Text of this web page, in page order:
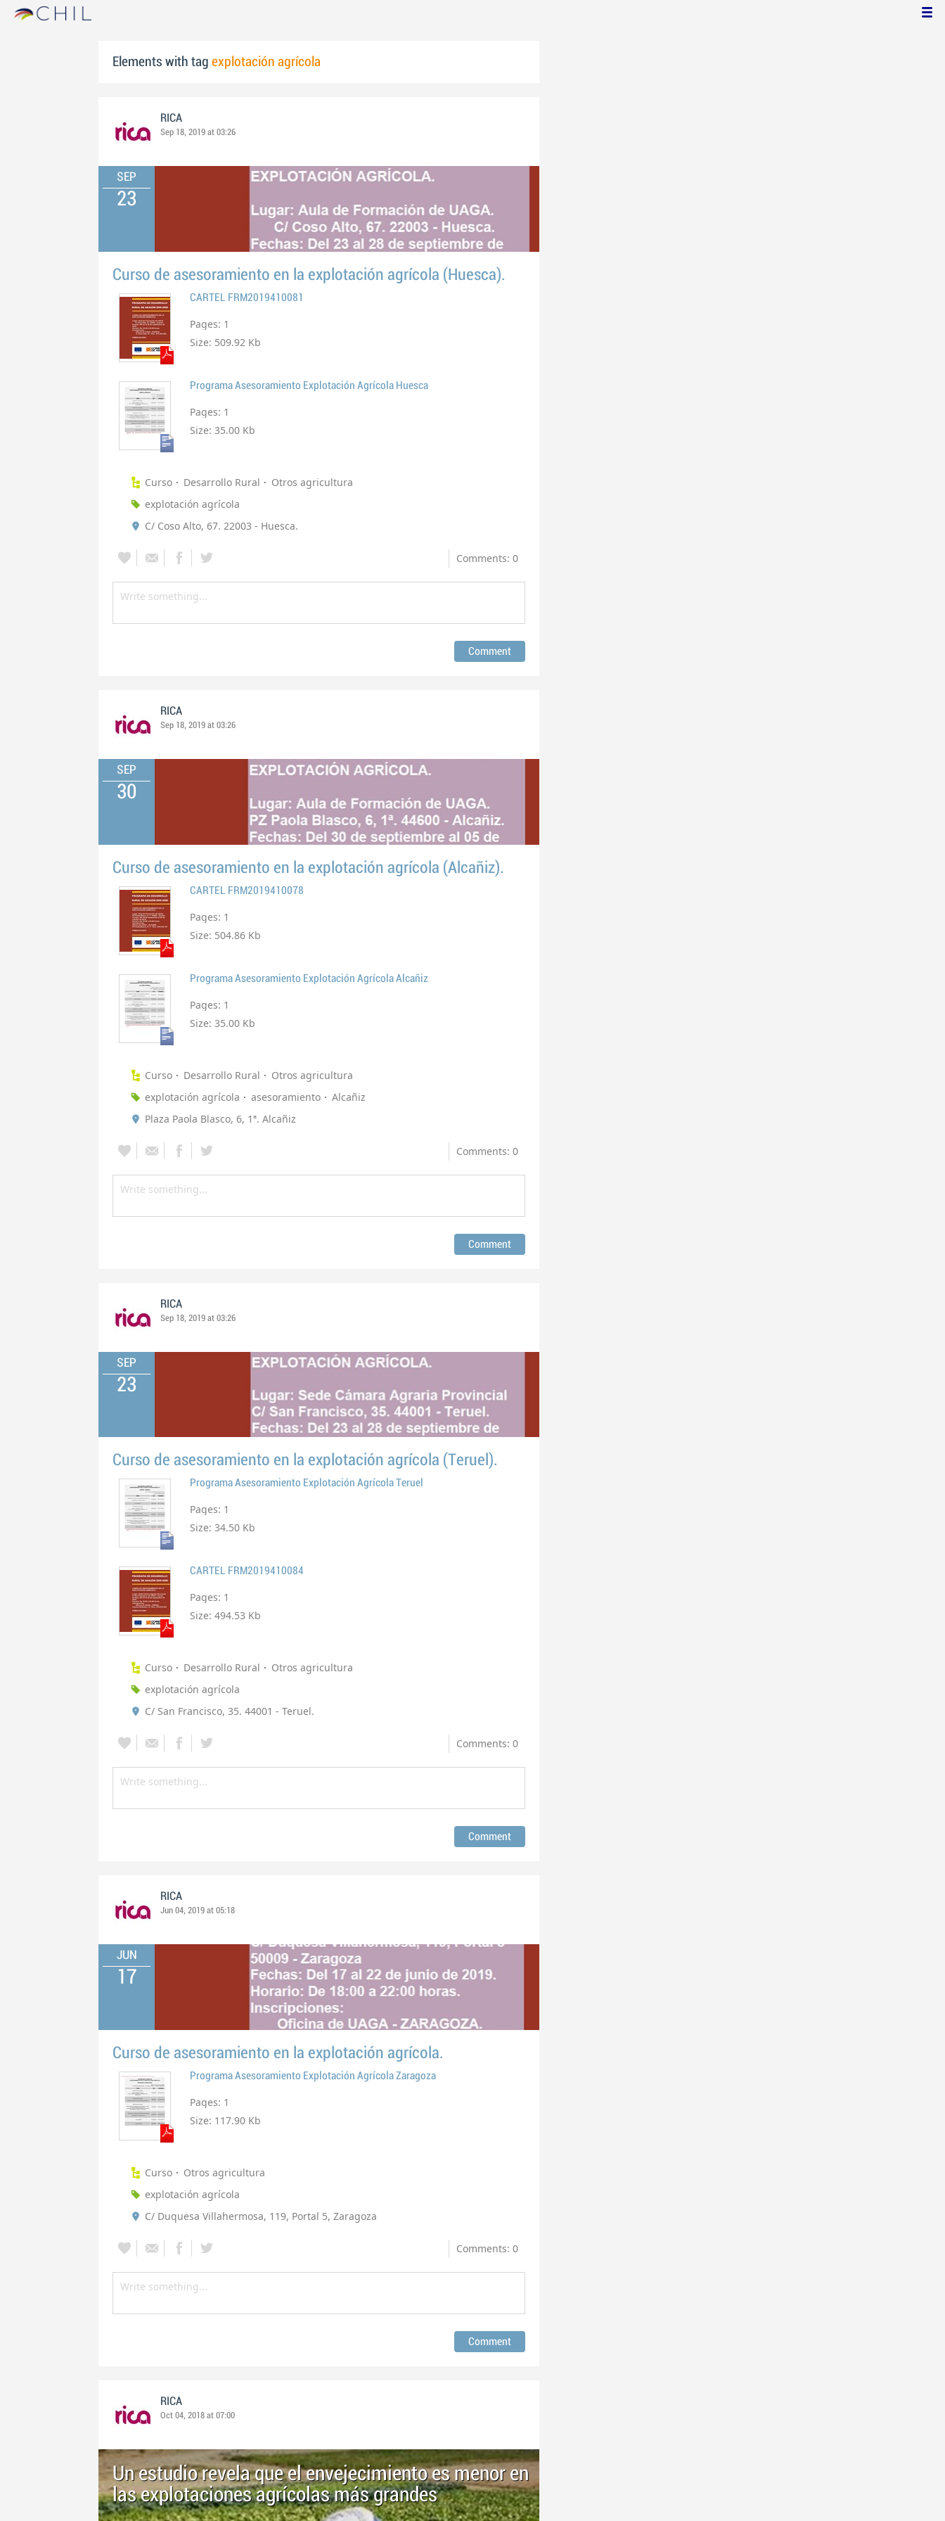
Elements with tag explotación agrícola
RICA
Sep 18, 2019 at 03:26
SEP
23
Curso de asesoramiento en la explotación agrícola (Huesca).
CARTEL FRM2019410081
Pages: 1
Size: 509.92 Kb
Programa Asesoramiento Explotación Agrícola Huesca
Pages: 1
Size: 35.00 Kb
Curso Desarrollo Rural
Otros agricultura
explotación agrícola
C/ Coso Alto, 67. 22003 - Huesca.
Comments: 0
RICA
Sep 18, 2019 at 03:26
SEP
30
Curso de asesoramiento en la explotación agrícola (Alcañiz).
CARTEL FRM2019410078
Pages: 1
Size: 504.86 Kb
Programa Asesoramiento Explotación Agrícola Alcañiz
Pages: 1
Size: 35.00 Kb
Curso Desarrollo Rural
Otros agricultura
explotación agrícola
asesoramiento
Alcañiz
Plaza Paola Blasco, 6, 1ª. Alcañiz
Comments: 0
RICA
Sep 18, 2019 at 03:26
SEP
23
Curso de asesoramiento en la explotación agrícola (Teruel).
Programa Asesoramiento Explotación Agrícola Teruel
Pages: 1
Size: 34.50 Kb
CARTEL FRM2019410084
Pages: 1
Size: 494.53 Kb
Curso Desarrollo Rural
Otros agricultura
explotación agrícola
C/ San Francisco, 35. 44001 - Teruel.
Comments: 0
RICA
Jun 04, 2019 at 05:18
JUN
17
Curso de asesoramiento en la explotación agrícola.
Programa Asesoramiento Explotación Agrícola Zaragoza
Pages: 1
Size: 117.90 Kb
Curso
Otros agricultura
explotación agrícola
C/ Duquesa Villahermosa, 119, Portal 5, Zaragoza
Comments: 0
RICA
Oct 04, 2018 at 07:00
Un estudio revela que el envejecimiento es menor en
las explotaciones agrícolas más grandes